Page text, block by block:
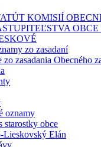
KOMISIÍ
zo zasadaní
zo zasadania Obecného
oznamy
starostky obce
Lieskovský Elán